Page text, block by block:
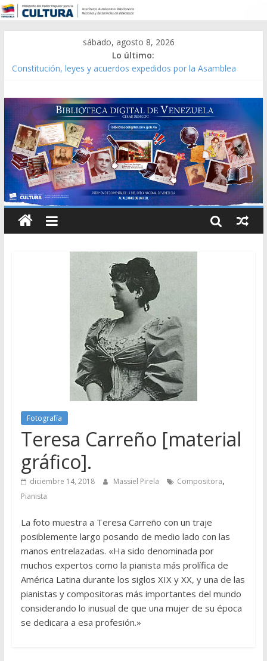
sábado, agosto 8, 2026
Lo último:
Constitución, leyes y acuerdos expedidos por la Asamblea
Modesta Bor Sánchez [material gráfico]
Gaceta Oficial de la República de Venezuela año CXXXIII Mes V,
Caracas 09 de marzo de 2006 N° 38.394
Catálogo temático de obras de Modesta Bor
Fotografía
Teresa Carreño [material
gráfico].
diciembre 14, 2018 Massiel Pirela Compositora,
Pianista
La foto muestra a Teresa Carreño con un traje
posiblemente largo posando de medio lado con las
manos entrelazadas. «Ha sido denominada por
muchos expertos como la pianista más prolífica de
América Latina durante los siglos XIX y XX, y una de las
pianistas y compositoras más importantes del mundo
considerando lo inusual de que una mujer de su época
se dedicara a esa profesión.»